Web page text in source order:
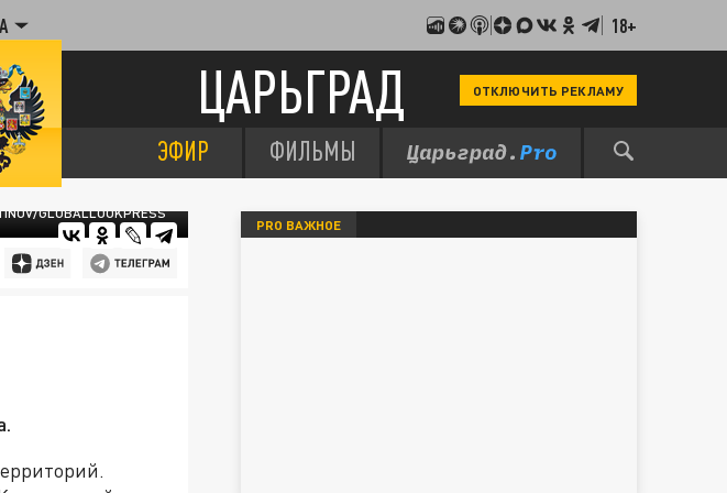
18+
ЦАРЬГРАД ОТКЛЮЧИТЬ РЕКЛАМУ
ЭФИР ФИЛЬМЫ
GLOBALLOOKPRESS
PRO ВАЖНОЕ